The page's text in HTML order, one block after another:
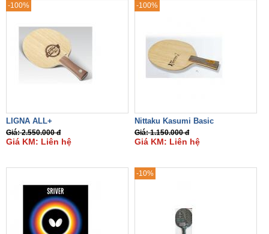
-100%
LIGNA ALL+
Giá: 2.550.000 đ
Giá KM: Liên hệ
-100%
Nittaku Kasumi Basic
Giá: 1.150.000 đ
Giá KM: Liên hệ
-10%